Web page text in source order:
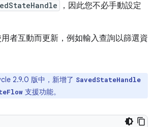
，因此您不必手動設定
者互動而更新，例如輸入查詢以篩選資
2.9.0 版中，新增了 SavedStateHandle
支援功能。